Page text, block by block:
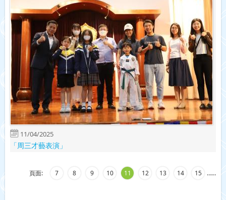
11/04/2025
「周三才藝表演」
頁面: …
7 8 9 10 11 12 13 14 15 …